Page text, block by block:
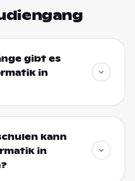
gibt es
in
kann
in